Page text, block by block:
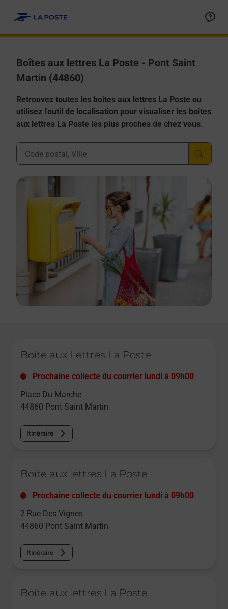
Boîtes aux lettres La Poste - Pont Saint
Martin (44860)
Retrouvez toutes les boîtes aux lettres La Poste ou
utilisez l'outil de localisation pour visualiser les boîtes
aux lettres La Poste les plus proches de chez vous.
Ville, Département, Code Postal
Boîte aux Lettres La Poste
Prochaine collecte du courrier lundi à 09h00
Place Du Marche
44860 Pont Saint Martin
Itinéraire
Boîte aux lettres La Poste
Prochaine collecte du courrier lundi à 09h00
2 Rue Des Vignes
44860 Pont Saint Martin
Itinéraire
Boîte aux lettres La Poste